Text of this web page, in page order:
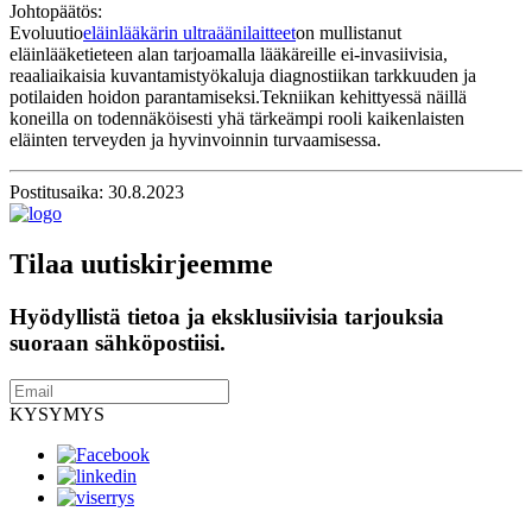
Johtopäätös:
Evoluutioeläinlääkärin ultraäänilaitteeton mullistanut
eläinlääketieteen alan tarjoamalla lääkäreille ei-invasiivisia,
reaaliaikaisia ​​kuvantamistyökaluja diagnostiikan tarkkuuden ja
potilaiden hoidon parantamiseksi.Tekniikan kehittyessä näillä
koneilla on todennäköisesti yhä tärkeämpi rooli kaikenlaisten
eläinten terveyden ja hyvinvoinnin turvaamisessa.
Postitusaika: 30.8.2023
Tilaa uutiskirjeemme
Hyödyllistä tietoa ja eksklusiivisia tarjouksia
suoraan sähköpostiisi.
KYSYMYS